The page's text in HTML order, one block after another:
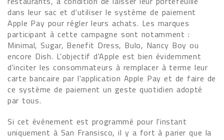
dans leur sac et d'utiliser le système de paiement
Apple Pay pour régler leurs achats. Les marques
participant à cette campagne sont notamment :
Minimal, Sugar, Benefit Dress, Bulo, Nancy Boy ou
encore Dish. L'objectif d'Apple est bien évidemment
d'inciter les consommateurs à remplacer à terme leur
carte bancaire par l'application Apple Pay et de faire de
ce système de paiement un geste quotidien adopté
par tous.
Si cet événement est programmé pour l'instant
uniquement à San Fransisco, il y a fort à parier que la